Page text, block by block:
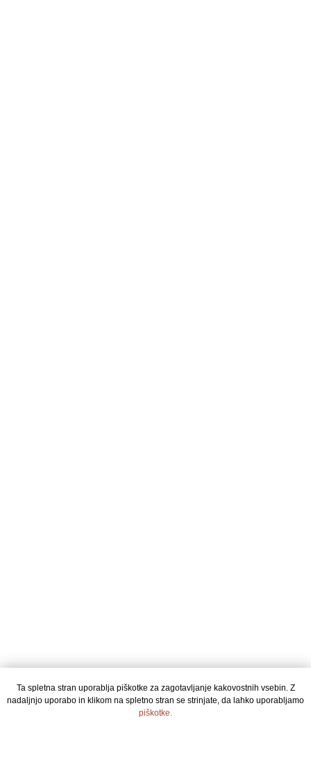
Ta spletna stran uporablja piškotke za zagotavljanje kakovostnih vsebin. Z
nadaljnjo uporabo in klikom na spletno stran se strinjate, da lahko uporabljamo
piškotke.